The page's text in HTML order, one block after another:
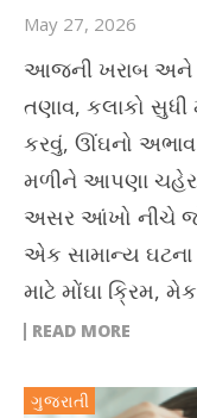
May 27, 2026
આજની ખરાબ અને
તણાવ, કલાકો
કરવું, ઊંઘનો
મળીને આપણા
અસર આંખો નીચે
એક સામાન્ય
માટે મોંઘા ક્રિમ,
READ MORE
ગુજરાતી